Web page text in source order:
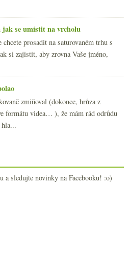
jak se umístit na vrcholu
chcete prosadit na saturovaném trhu s
si zajistit, aby zrovna Vaše jméno,
zmiňoval (dokonce, hrůza z
formátu videa… ), že mám rád odrůdu
a sledujte novinky na Facebooku! :o)